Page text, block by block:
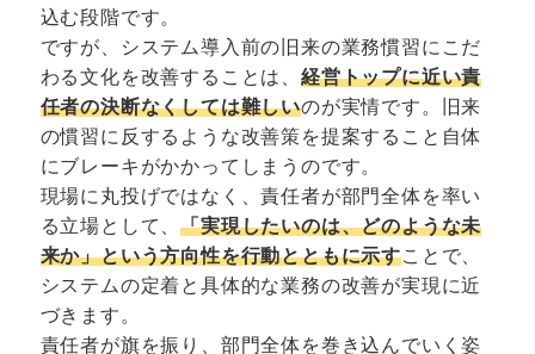
込む段階です。
ですが、システム導入前の旧来の業務慣習にこだ
わる文化を改善することは、 経営トップに近い責
任者の決断なくしては難しいのが実情です。旧来
の慣習に反するような改善策を提案すること自体
にブレーキがかかってしまうのです。
現場に丸投げではなく、責任者が部門全体を率い
る立場として、「実現したいのは、どのような未
来か」という方向性を行動とともに示すことで、
システムの定着と具体的な業務の改善が実現に近
づきます。
責任者が旗を振り、部門全体を巻き込んでいく姿